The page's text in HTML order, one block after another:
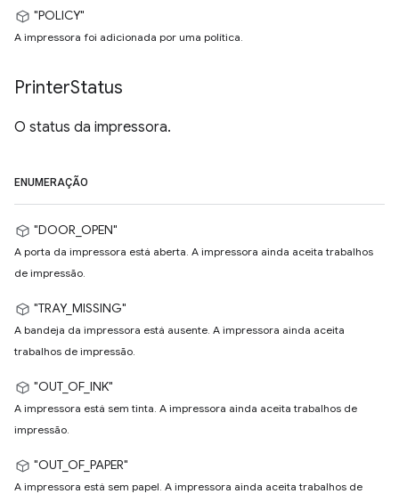
"POLICY"
A impressora foi adicionada por uma política.
PrinterStatus
O status da impressora.
ENUMERAÇÃO
"DOOR_OPEN"
A porta da impressora está aberta. A impressora ainda aceita trabalhos
de impressão.
"TRAY_MISSING"
A bandeja da impressora está ausente. A impressora ainda aceita
trabalhos de impressão.
"OUT_OF_INK"
A impressora está sem tinta. A impressora ainda aceita trabalhos de
impressão.
"OUT_OF_PAPER"
A impressora está sem papel. A impressora ainda aceita trabalhos de